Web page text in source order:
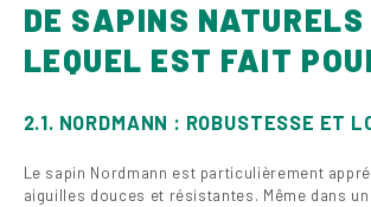
DE SAPINS NATURELS
LEQUEL EST FAIT
2.1. NORDMANN : ROBUSTESSE ET
Le sapin Nordmann est particulièrement
aiguilles douces et résistantes. Même dans